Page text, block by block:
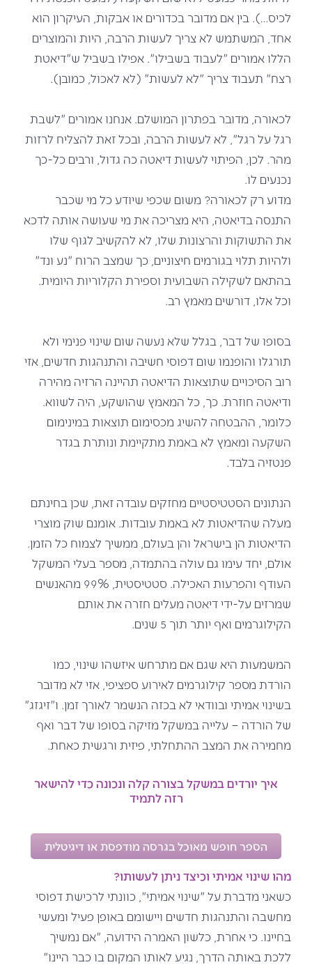
לכיס…). בין אם מדובר בכדורים או אבקות, העיקרון הוא
אחד, המשתמש לא צריך לעשות הרבה, היות והמוצרים
הללו אמורים "לעבוד בשבילו". אפילו בשביל ש"דיאטת
רצח" תעבוד צריך "לא לעשות" (לא לאכול, כמובן).
לכאורה, מדובר בפתרון המושלם. אנחנו אמורים "לשבת
רגל על רגל", לא לעשות הרבה, ובכל זאת להצליח לרזות
מהר. לכן, הפיתוי לעשות דיאטה כה גדול, ורבים כל-כך
נכנעים לו.
מדוע רק לכאורה? משום שכפי שיודע כל מי שכבר
התנסה בדיאטה, היא מצריכה את מי שעושה אותה לדכא
את התשוקות והרצונות שלו, לא להקשיב לגוף שלו
ולהיות תלוי בגורמים חיצוניים, כך שמצב הרוח "נע ונד"
בהתאם לשקילה השבועית וספירת הקלוריות היומית.
וכל אלו, דורשים מאמץ רב.
בסופו של דבר, בגלל שלא נעשה שום שינוי פנימי ולא
תורגלו והופנמו שום דפוסי חשיבה והתנהגות חדשים, אזי
רוב הסיכויים שתוצאות הדיאטה תהיינה הרזיה מהירה
ודיאטה חוזרת. כך, כל המאמץ שהושקע, היה לשווא.
כלומר, ההבטחה להשיג מכסימום תוצאות במינימום
השקעה ומאמץ לא באמת מתקיימת ונותרת בגדר
פנטזיה בלבד.
הנתונים הסטטיסטיים מחזקים עובדה זאת, שכן בחינתם
מעלה שהדיאטות לא באמת עובדות. אומנם שוק מוצרי
הדיאטות הן בישראל והן בעולם, ממשיך לצמוח כל הזמן.
אולם, יחד עימו גם עולה בהתמדה, מספר בעלי המשקל
העודף והפרעות האכילה. סטטיסטית, 99% מהאנשים
שמרזים על-ידי דיאטה מעלים חזרה את אותם
הקילוגרמים ואף יותר תוך 5 שנים.
המשמעות היא שגם אם מתרחש איזשהו שינוי, כמו
הורדת מספר קילוגרמים לאירוע ספציפי, אזי לא מדובר
בשינוי אמיתי ובוודאי לא בכזה הנשמר לאורך זמן. ו"זיגזג"
של הורדה – עלייה במשקל מזיקה בסופו של דבר ואף
מחמירה את המצב ההתחלתי, פיזית ורגשית כאחת.
איך יורדים במשקל בצורה קלה ונכונה כדי להישאר
רזה לתמיד
הספר חופש מאוכל בגרסה מודפסת או דיגיטלית
מהו שינוי אמיתי וכיצד ניתן לעשותו?
כשאני מדברת על "שינוי אמיתי", כוונתי לרכישת דפוסי
מחשבה והתנהגות חדשים ויישומם באופן פעיל ומעשי
בחיינו. כי אחרת, כלשון האמרה הידועה, "אם נמשיך
ללכת באותה הדרך, נגיע לאותו המקום בו כבר היינו"